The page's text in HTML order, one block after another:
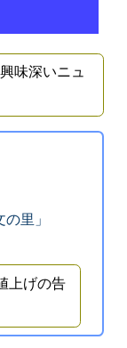
味深いニュ
里」
上げの告